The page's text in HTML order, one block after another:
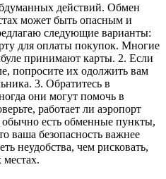
действий. Обмен
может быть опасным и
следующие варианты:
для оплаты покупок. Многие
принимают карты. 2. Если
попросите их одолжить вам
3. Обратитесь в
они могут помочь в
работает ли аэропорт
есть обменные пункты,
ваша безопасность важнее
неудобства, чем рисковать,